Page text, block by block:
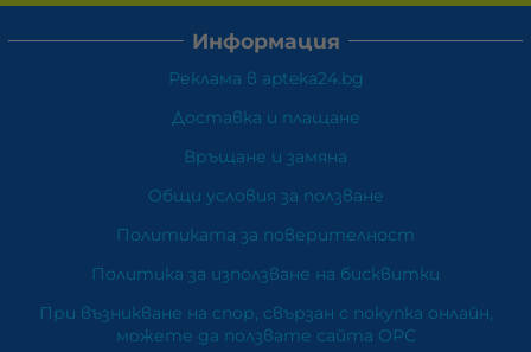
Информация
Реклама в apteka24.bg
Доставка и плащане
Връщане и замяна
Общи условия за ползване
Политиката за поверителност
Политика за използване на бисквитки
При възникване на спор, свързан с покупка онлайн,
можете да ползвате сайта ОРС